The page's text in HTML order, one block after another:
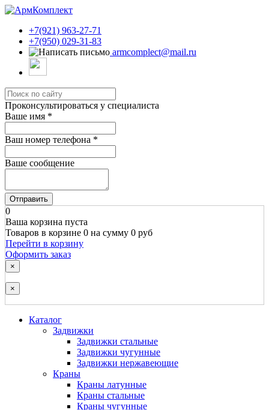
+7(921) 963-27-71
+7(950) 029-31-83
armcomplect@mail.ru
Проконсультироваться у специалиста
Ваше имя *
Ваш номер телефона *
Ваше сообщение
Отправить
0
Ваша корзина пуста
Товаров в корзине 0 на сумму 0 руб
Перейти в корзину
Оформить заказ
×
×
Каталог
Задвижки
Задвижки стальные
Задвижки чугунные
Задвижки нержавеющие
Краны
Краны латунные
Краны стальные
Краны чугунные